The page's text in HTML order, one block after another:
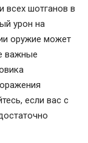
всех шотганов в
урон на
оружие может
важные
если вас с